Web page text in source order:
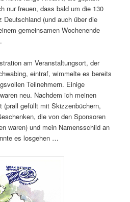
nur freuen, dass bald um die 130
Deutschland (und auch über die
gemeinsamen Wochenende
am Veranstaltungsort, der
eintraf, wimmelte es bereits
Teilnehmern. Einige
neu. Nachdem ich meinen
(prall gefüllt mit Skizzenbüchern,
die von den Sponsoren
waren) und mein Namensschild an
es losgehen …